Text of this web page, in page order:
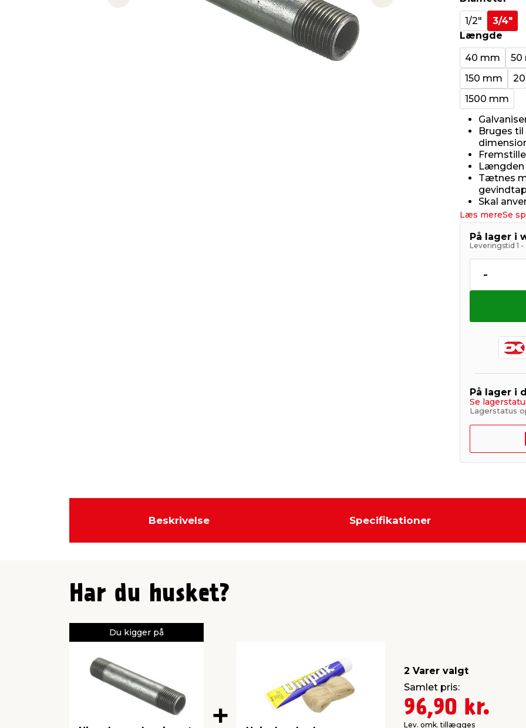
Previous slide Next slide
1/2"
3/4"
Længde
40 mm
50
150 mm
1500 mm
Bruges
Længden
Tætnes
Skal
Læs mereSe
På lager i
Leveringstid 1
-
På lager i
Se
Lagerstatus
Beskrivelse Specifikationer
Har du husket?
Du kigger på
2 Varer valgt
Samlet pris:
96,90 kr.
Lev. omk. tillægges